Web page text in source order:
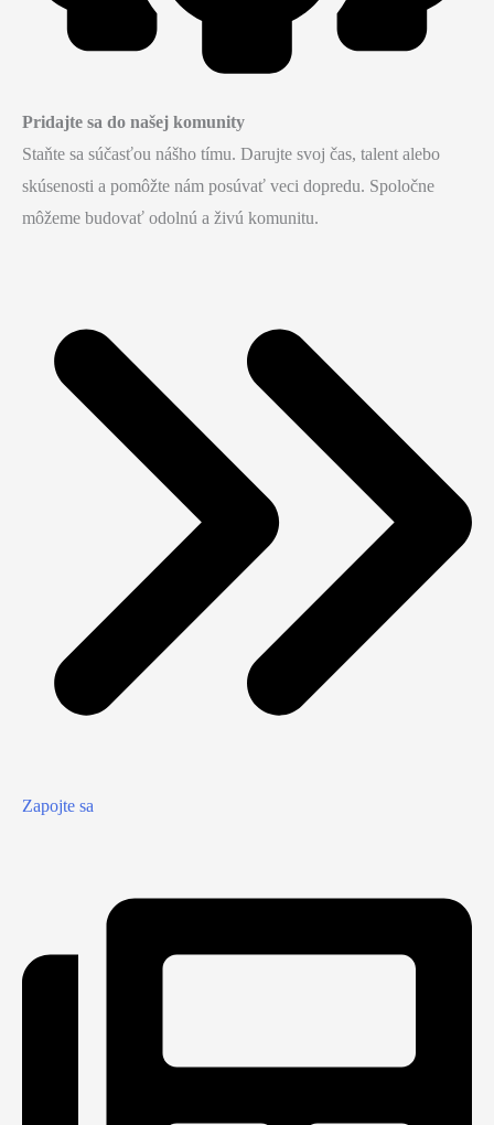
Pridajte sa do našej komunity
Staňte sa súčasťou nášho tímu. Darujte svoj čas, talent alebo
skúsenosti a pomôžte nám posúvať veci dopredu. Spoločne
môžeme budovať odolnú a živú komunitu.
Zapojte sa